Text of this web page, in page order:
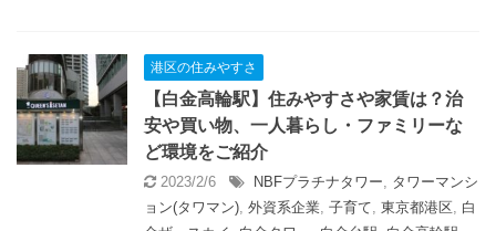
港区の住みやすさ
【白金高輪駅】住みやすさや家賃は？治
安や買い物、一人暮らし・ファミリーな
ど環境をご紹介
2023/2/6 NBFプラチナタワー, タワーマンシ
ョン(タワマン), 外資系企業, 子育て, 東京都港区, 白